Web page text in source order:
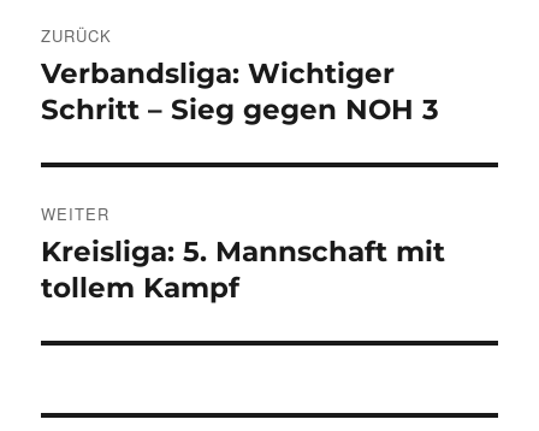
ZURÜCK
Vorheriger
Beitrag:
Verbandsliga: Wichtiger
Schritt – Sieg gegen NOH 3
WEITER
Nächster
Beitrag:
Kreisliga: 5. Mannschaft mit
tollem Kampf